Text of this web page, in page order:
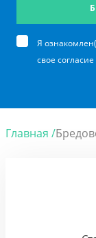
Я
свое
Главная /